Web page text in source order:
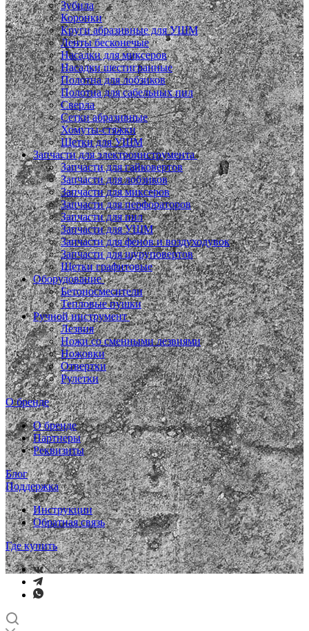
Зубила
Коронки
Круги абразивные для УШМ
Ленты бесконечые
Насадки для миксеров
Насадки шестигранные
Полотна для лобзиков
Полотна для сабельных пил
Сверла
Сетки абразивные
Хомуты-стяжки
Щетки для УШМ
Запчасти для электроинструмента
Запчасти для гайковертов
Запчасти для лобзиков
Запчасти для миксеров
Запчасти для перфораторов
Запчасти для пил
Запчасти для УШМ
Запчасти для фенов и воздуходувок
Запчасти для шуруповертов
Щетки графитовые
Оборудование
Бетоносмесители
Тепловые пушки
Ручной инструмент
Лезвия
Ножи со сменными лезвиями
Ножовки
Отвертки
Рулетки
О бренде
О бренде
Партнеры
Реквизиты
Блог
Поддержка
Инструкции
Обратная связь
Где купить